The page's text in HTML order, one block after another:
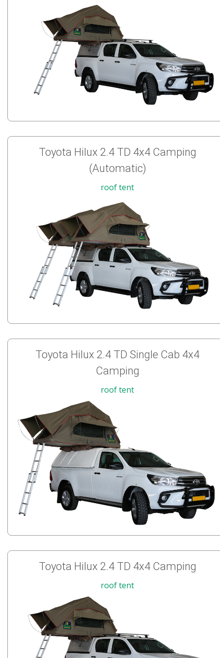
Toyota Hilux 2.4 TD 4x4 Camping
(Automatic)
roof tent
Toyota Hilux 2.4 TD Single Cab 4x4
Camping
roof tent
Toyota Hilux 2.4 TD 4x4 Camping
roof tent